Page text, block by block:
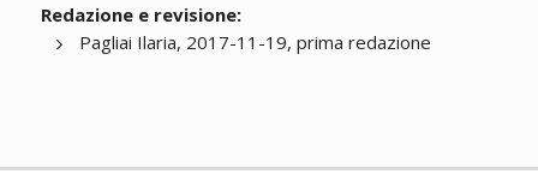
Redazione e revisione:
Pagliai Ilaria, 2017-11-19, prima redazione